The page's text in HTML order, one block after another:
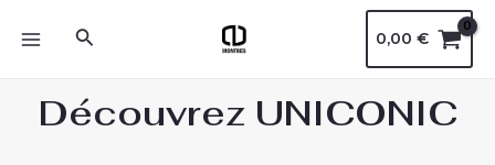
Rechercher 0,00€
Découvrez UNICONIC